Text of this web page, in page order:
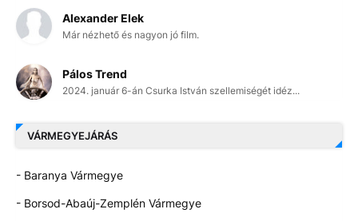
Alexander Elek
Már nézhető és nagyon jó film.
Pálos Trend
2024. január 6-án Csurka István szellemiségét idéz...
VÁRMEGYEJÁRÁS
- Baranya Vármegye
- Borsod-Abaúj-Zemplén Vármegye